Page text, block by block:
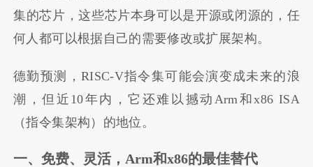
集的芯片，这些芯片本身可以是开源或闭源的，任
何人都可以根据自己的需要修改或扩展架构。
德勤预测，RISC-V指令集可能会演变成未来的浪
潮，但近10年内，它还难以撼动Arm和x86 ISA
（指令集架构）的地位。
一、免费、灵活，Arm和x86的最佳替代